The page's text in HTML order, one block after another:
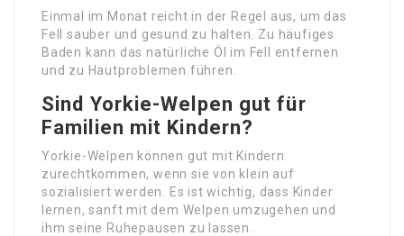
Einmal im Monat reicht in der Regel aus, um das
Fell sauber und gesund zu halten. Zu häufiges
Baden kann das natürliche Öl im Fell entfernen
und zu Hautproblemen führen.
Sind Yorkie-Welpen gut für
Familien mit Kindern?
Yorkie-Welpen können gut mit Kindern
zurechtkommen, wenn sie von klein auf
sozialisiert werden. Es ist wichtig, dass Kinder
lernen, sanft mit dem Welpen umzugehen und
ihm seine Ruhepausen zu lassen.